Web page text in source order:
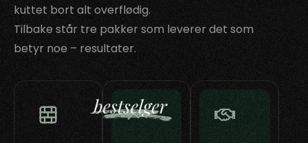
kuttet bort alt overflødig.
Tilbake står tre pakker som leverer det som
betyr noe – resultater.